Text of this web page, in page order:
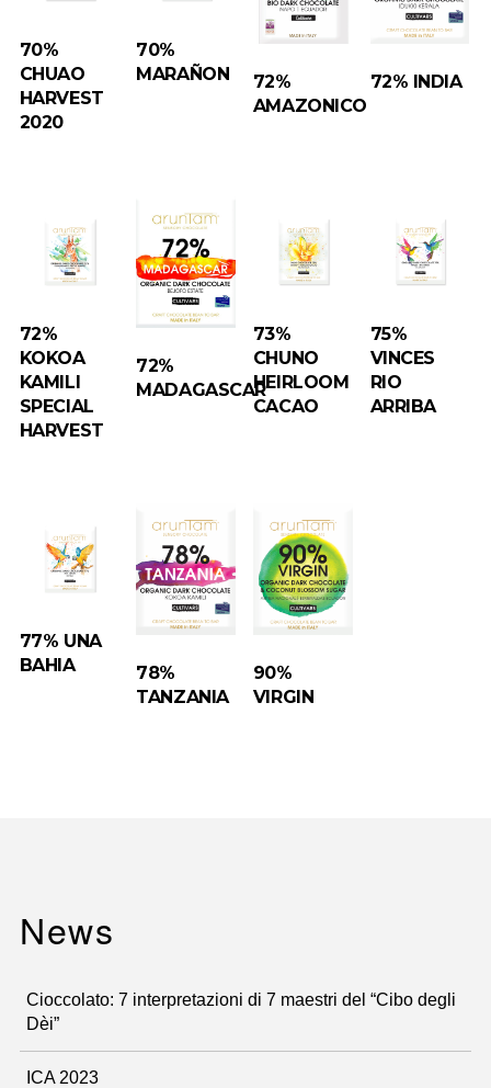
70%
CHUAO
HARVEST
2020
70%
MARAÑON
72%
AMAZONICO
72% INDIA
72%
KOKOA
KAMILI
SPECIAL
HARVEST
72%
MADAGASCAR
73%
CHUNO
HEIRLOOM
CACAO
75%
VINCES
RIO
ARRIBA
77% UNA
BAHIA
78%
TANZANIA
90%
VIRGIN
News
Cioccolato: 7 interpretazioni di 7 maestri del “Cibo degli
Dèi”
ICA 2023